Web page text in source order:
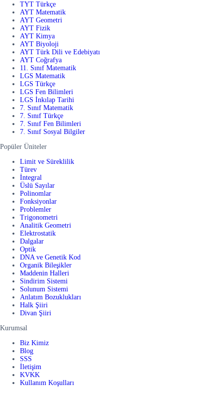
TYT Türkçe
AYT Matematik
AYT Geometri
AYT Fizik
AYT Kimya
AYT Biyoloji
AYT Türk Dili ve Edebiyatı
AYT Coğrafya
11. Sınıf Matematik
LGS Matematik
LGS Türkçe
LGS Fen Bilimleri
LGS İnkılap Tarihi
7. Sınıf Matematik
7. Sınıf Türkçe
7. Sınıf Fen Bilimleri
7. Sınıf Sosyal Bilgiler
Popüler Üniteler
Limit ve Süreklilik
Türev
İntegral
Üslü Sayılar
Polinomlar
Fonksiyonlar
Problemler
Trigonometri
Analitik Geometri
Elektrostatik
Dalgalar
Optik
DNA ve Genetik Kod
Organik Bileşikler
Maddenin Halleri
Sindirim Sistemi
Solunum Sistemi
Anlatım Bozuklukları
Halk Şiiri
Divan Şiiri
Kurumsal
Biz Kimiz
Blog
SSS
İletişim
KVKK
Kullanım Koşulları